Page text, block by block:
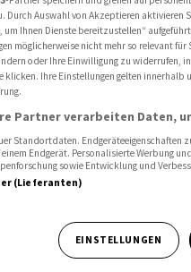
gestartet
ist
Durch Auswahl von Akzeptieren aktivieren
um Ihnen Dienste bereitzustellen“
möglicherweise nicht mehr so relevant
oder Ihre Einwilligung zu widerrufen,
klicken. Ihre Einstellungen gelten
Partner verarbeiten Daten,
Standortdaten.
Endgerät. Personalisierte Werbung
sowie Entwicklung und
(Lieferanten)
EINSTELLUNGEN